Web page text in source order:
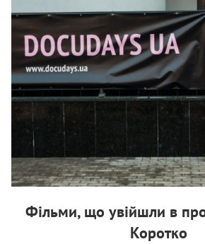
Фільми, що увійшли в
Коротко